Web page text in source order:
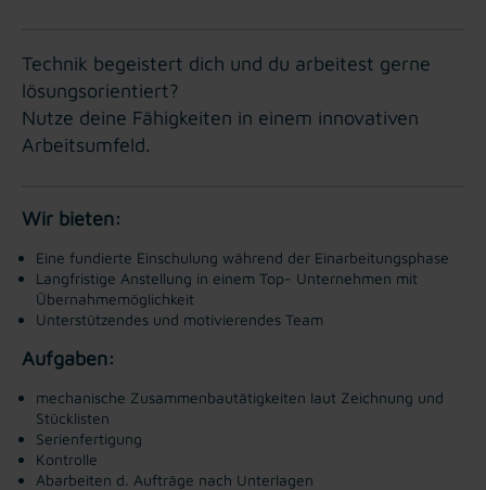
Technik begeistert dich und du arbeitest gerne
lösungsorientiert?
Nutze deine Fähigkeiten in einem innovativen
Arbeitsumfeld.
Wir bieten:
Eine fundierte Einschulung während der Einarbeitungsphase
Langfristige Anstellung in einem Top- Unternehmen mit
Übernahmemöglichkeit
Unterstützendes und motivierendes Team
Aufgaben:
mechanische Zusammenbautätigkeiten laut Zeichnung und
Stücklisten
Serienfertigung
Kontrolle
Abarbeiten d. Aufträge nach Unterlagen